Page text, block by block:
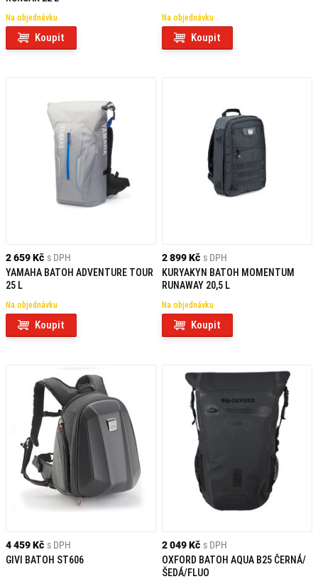
Na objednávku
Koupit
Na objednávku
Koupit
2 659 Kč s DPH
YAMAHA BATOH ADVENTURE TOUR
25 L
Na objednávku
Koupit
2 899 Kč s DPH
KURYAKYN BATOH MOMENTUM
RUNAWAY 20,5 L
Na objednávku
Koupit
4 459 Kč s DPH
GIVI BATOH ST606
2 049 Kč s DPH
OXFORD BATOH AQUA B25 ČERNÁ/
ŠEDÁ/FLUO